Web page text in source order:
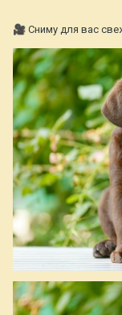
🎥 Сниму для вас